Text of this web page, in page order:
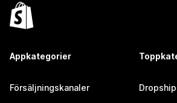
Appkategorier
Försäljningskanaler